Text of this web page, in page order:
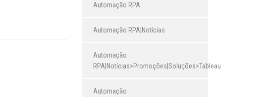
Automação RPA
Automação RPA|Notícias
Automação
RPA|Notícias>Promoções|Soluções>Tableau
Automação